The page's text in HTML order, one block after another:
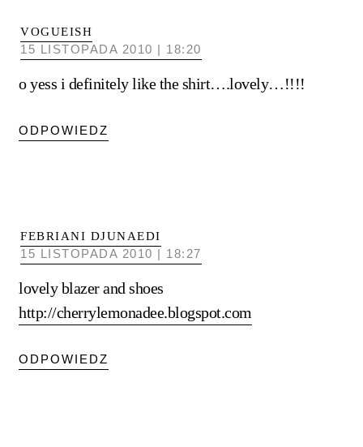
VOGUEISH
15 LISTOPADA 2010 | 18:20
o yess i definitely like the shirt….lovely…!!!!
ODPOWIEDZ
FEBRIANI DJUNAEDI
15 LISTOPADA 2010 | 18:27
lovely blazer and shoes
http://cherrylemonadee.blogspot.com
ODPOWIEDZ